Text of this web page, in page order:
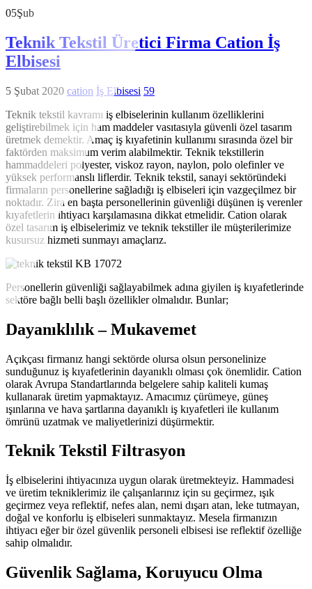
05Şub
Teknik Tekstil Üretici Firma Cation İş
Elbisesi
5 Şubat 2020 cation İş Elbisesi 59
Teknik tekstil kavramı iş elbiselerinin kullanım özelliklerini
geliştirebilmek için ham maddeler vasıtasıyla güvenli özel tasarım
üretmek demektir. Amaç iş kıyafetinin kullanımı sırasında özel bir
faktörden maksimum verim alabilmektir. Teknik tekstillerin
hammaddeleri polyester, viskoz rayon, naylon, polo olefinler ve
yüksek performanslı liflerdir. Teknik tekstil, sanayi sektöründeki
firmaların personellerine sağladığı iş elbiseleri için vazgeçilmez bir
noktadır. Zira en başta personellerinin güvenliği düşünen iş verenler
kıyafetlerin ihtiyacı karşılamasına dikkat etmelidir. Cation olarak
özel tasarım iş elbiselerimiz ve teknik tekstiller ile müşterilerimize
kusursuz hizmeti sunmayı amaçlarız.
KB 17072
Personellerin güvenliği sağlayabilmek adına giyilen iş kıyafetlerinde
sektöre bağlı belli başlı özellikler olmalıdır. Bunlar;
Dayanıklılık – Mukavemet
Açıkçası firmanız hangi sektörde olursa olsun personelinize
sunduğunuz iş kıyafetlerinin dayanıklı olması çok önemlidir. Cation
olarak Avrupa Standartlarında belgelere sahip kaliteli kumaş
kullanarak üretim yapmaktayız. Amacımız çürümeye, güneş
ışınlarına ve hava şartlarına dayanıklı iş kıyafetleri ile kullanım
ömrünü uzatmak ve maliyetlerinizi düşürmektir.
Teknik Tekstil Filtrasyon
İş elbiselerini ihtiyacınıza uygun olarak üretmekteyiz. Hammadesi
ve üretim tekniklerimiz ile çalışanlarınız için su geçirmez, ışık
geçirmez veya reflektif, nefes alan, nemi dışarı atan, leke tutmayan,
doğal ve konforlu iş elbiseleri sunmaktayız. Mesela firmanızın
ihtiyacı eğer bir özel güvenlik personeli elbisesi ise reflektif özelliğe
sahip olmalıdır.
Güvenlik Sağlama, Koruyucu Olma